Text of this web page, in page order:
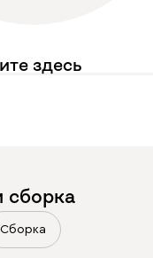
здесь
сборка
Сборка